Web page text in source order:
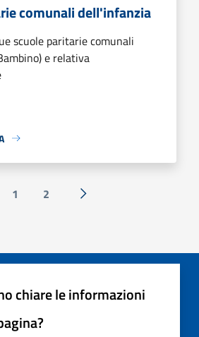
comunali dell'infanzia
scuole paritarie comunali
e relativa
precedente
1 2 Successiva »
chiare le informazioni